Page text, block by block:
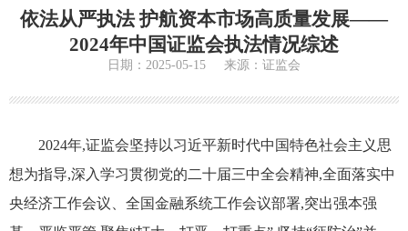
依法从严执法 护航资本市场高质量发展——
2024年中国证监会执法情况综述
日期：2025-05-15 来源：证监会
2024年,证监会坚持以习近平新时代中国特色社会主义思
想为指导,深入学习贯彻党的二十届三中全会精神,全面落实中
央经济工作会议、全国金融系统工作会议部署,突出强本强